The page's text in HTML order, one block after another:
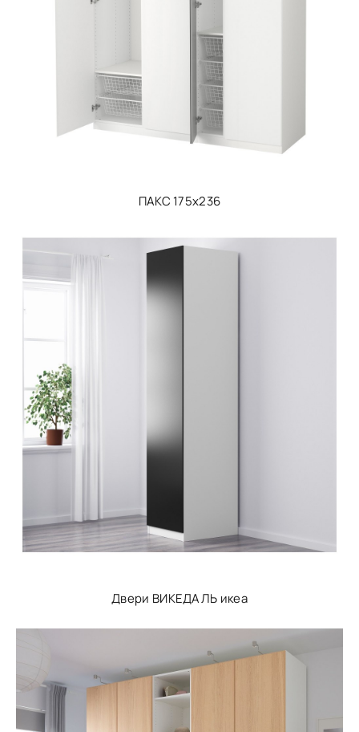
ПАКС 175х236
Двери ВИКЕДАЛЬ икеа